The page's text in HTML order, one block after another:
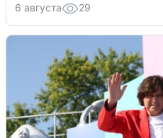
6 августа 29